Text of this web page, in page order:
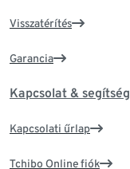
Visszatérítés
Garancia
Kapcsolat & segítség
Kapcsolati űrlap
Tchibo Online fiók